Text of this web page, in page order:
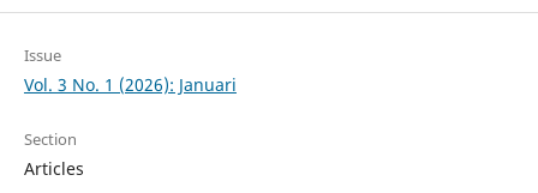
Issue
Vol. 3 No. 1 (2026): Januari
Section
Articles